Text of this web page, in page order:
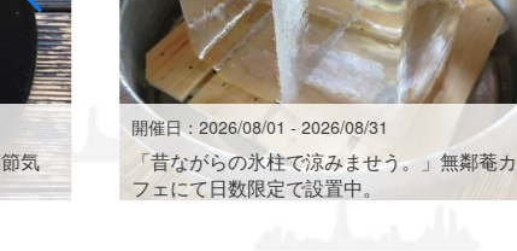
気
開催日：2026/08/01 - 2026/08/31
「昔ながらの氷柱で涼みませう。」無鄰菴カ
フェにて日数限定で設置中。